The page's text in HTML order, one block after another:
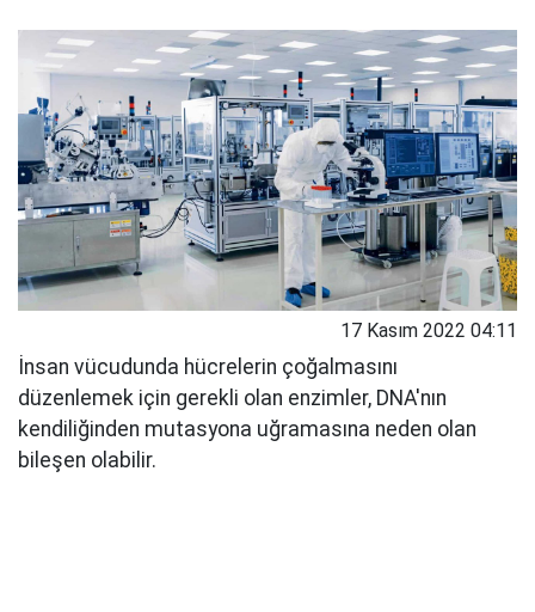
17 Kasım 2022 04:11
İnsan vücudunda hücrelerin çoğalmasını
düzenlemek için gerekli olan enzimler, DNA'nın
kendiliğinden mutasyona uğramasına neden olan
bileşen olabilir.